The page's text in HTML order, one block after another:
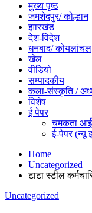
मुख्य पृष्ठ
जमशेदपुर/ कोल्हान
झारखंड
देश-विदेश
धनबाद/ कोयलांचल
खेल
वीडियो
सम्पादकीय
कला-संस्कृति /
विशेष
ई पेपर
चमकता
ई-पेपर (न्यू
Home
Uncategorized
टाटा स्टील
Uncategorized